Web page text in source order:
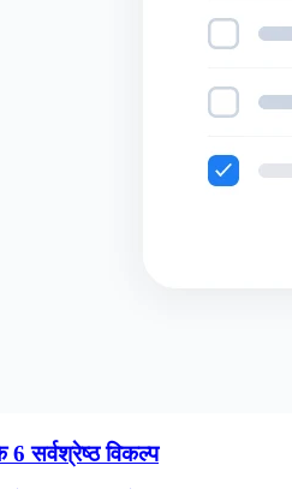
सर्वश्रेष्ठ विकल्प